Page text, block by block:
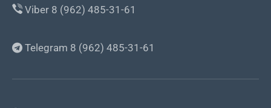
Viber 8 (962) 485-31-61
Telegram 8 (962) 485-31-61